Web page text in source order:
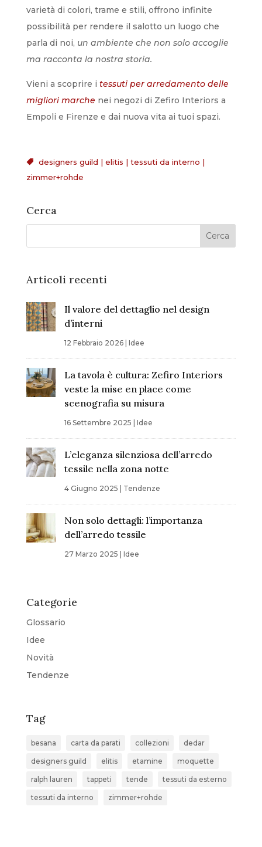
varietà di colori, trame e stili, offrono infinite
possibilità per rendere il salotto un luogo che
parla di noi, un ambiente che non solo accoglie
ma racconta la nostra storia.
Vieni a scoprire i tessuti per arredamento delle
migliori marche nei negozi di Zefiro Interiors a
Empoli e Firenze e dai nuova vita ai tuoi spazi.
 designers guild | elitis | tessuti da interno |
zimmer+rohde
Cerca
Articoli recenti
Il valore del dettaglio nel design
d’interni
12 Febbraio 2026| Idee
La tavola è cultura: Zefiro Interiors
veste la mise en place come
scenografia su misura
16 Settembre 2025 Idee
L’eleganza silenziosa dell’arredo
tessile nella zona notte
4 Giugno 2025 Tendenze
Non solo dettagli: l’importanza
dell’arredo tessile
27 Marzo 2025 Idee
Categorie
Glossario
Idee
Novità
Tendenze
Tag
besana carta da parati collezioni dedar
designers guild elitis etamine moquette
ralph lauren tappeti tende tessuti da esterno
tessuti da interno zimmer+rohde